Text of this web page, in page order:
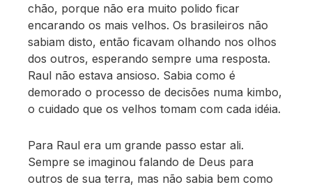
chão, porque não era muito polido ficar
encarando os mais velhos. Os brasileiros não
sabiam disto, então ficavam olhando nos olhos
dos outros, esperando sempre uma resposta.
Raul não estava ansioso. Sabia como é
demorado o processo de decisões numa kimbo,
o cuidado que os velhos tomam com cada idéia.
Para Raul era um grande passo estar ali.
Sempre se imaginou falando de Deus para
outros de sua terra, mas não sabia bem como